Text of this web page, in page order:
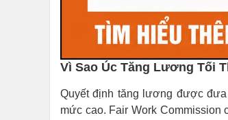
Vì Sao Úc Tăng Lương Tối
Quyết định tăng lương được
mức cao. Fair Work